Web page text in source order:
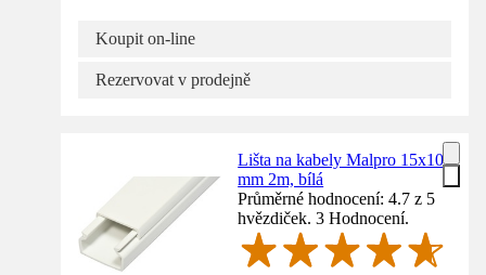
Koupit on-line
Rezervovat v prodejně
Lišta na kabely Malpro 15x10
mm 2m, bílá
Průměrné hodnocení: 4.7 z 5
hvězdiček. 3 Hodnocení.